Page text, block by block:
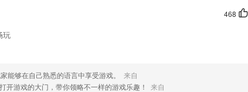
练车恐惧！
学习习惯。
468
玩
能够在自己熟悉的语言中享受游戏。
来自
开游戏的大门，带你领略不一样的游戏乐趣！
来自